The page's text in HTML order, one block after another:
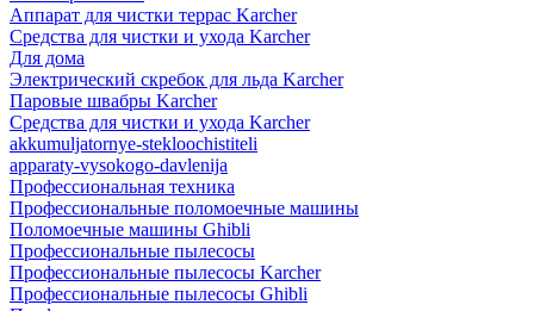
Аппарат для чистки террас Karcher
Средства для чистки и ухода Karcher
Для дома
Электрический скребок для льда Karcher
Паровые швабры Karcher
Средства для чистки и ухода Karcher
akkumuljatornye-stekloochistiteli
apparaty-vysokogo-davlenija
Профессиональная техника
Профессиональные поломоечные машины
Поломоечные машины Ghibli
Профессиональные пылесосы
Профессиональные пылесосы Karcher
Профессиональные пылесосы Ghibli